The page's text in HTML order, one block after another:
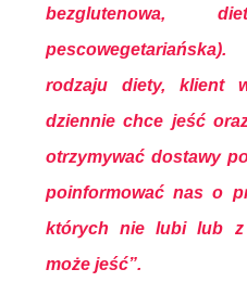
bezglutenowa,
rodzaju diety, klient
dziennie chce jeść
otrzymywać dostawy
poinformować nas o
których nie lubi lub z
może jeść”.